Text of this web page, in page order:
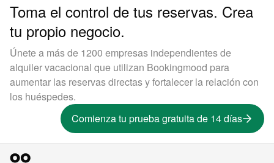
Toma el control de tus reservas. Crea
tu propio negocio.
Únete a más de 1200 empresas independientes de
alquiler vacacional que utilizan Bookingmood para
aumentar las reservas directas y fortalecer la relación con
los huéspedes.
Comienza tu prueba gratuita de 14 días